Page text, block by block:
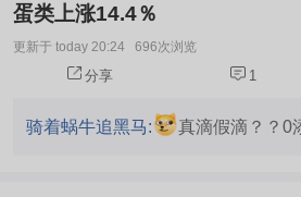
蛋类上涨14.4％
更新于 today 20:24 696次浏览
分享 1
骑着蜗牛追黑马: 真滴假滴？？0